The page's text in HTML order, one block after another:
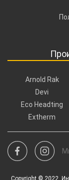
Arnold Rak
Devi
Eco Headting
Extherm